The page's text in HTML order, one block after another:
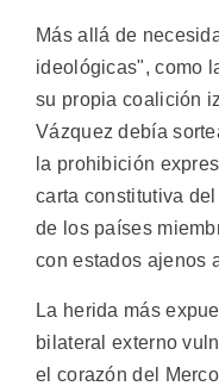
Más allá de
ideológicas", como
su propia coalición
Vázquez debía
la prohibición
carta constitutiva
de los países
con estados ajenos
La herida más
bilateral externo
el corazón del